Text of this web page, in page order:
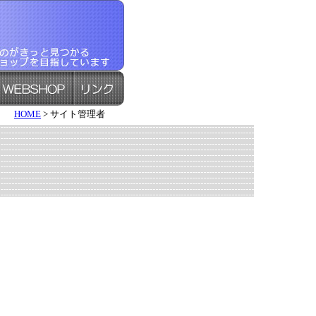
HOME > サイト管理者